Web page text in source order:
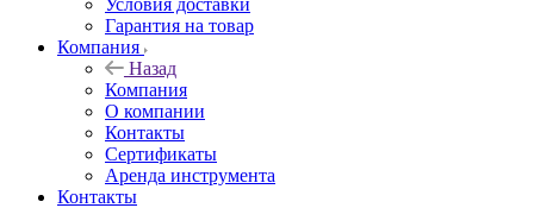
Условия доставки
Гарантия на товар
Компания
Назад
Компания
О компании
Контакты
Сертификаты
Аренда инструмента
Контакты